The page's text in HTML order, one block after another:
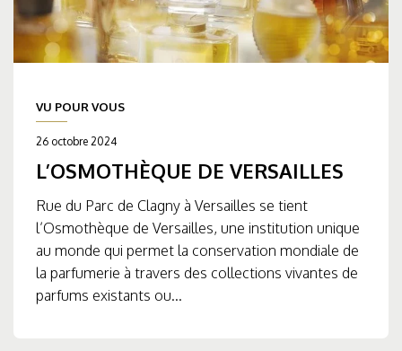
VU POUR VOUS
26 octobre 2024
L’OSMOTHÈQUE DE VERSAILLES
Rue du Parc de Clagny à Versailles se tient
l’Osmothèque de Versailles, une institution unique
au monde qui permet la conservation mondiale de
la parfumerie à travers des collections vivantes de
parfums existants ou...